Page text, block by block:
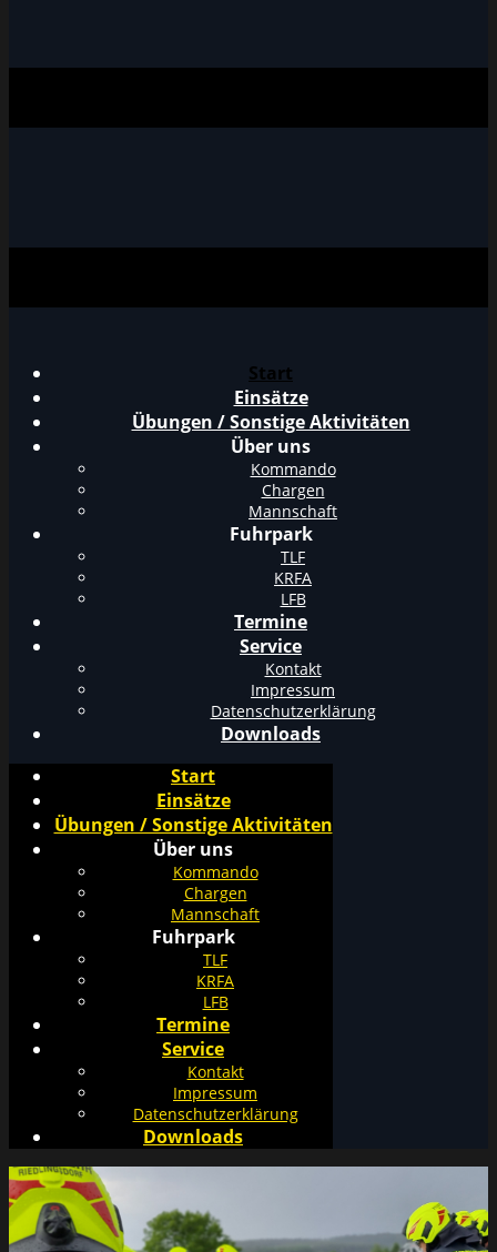
Start
Einsätze
Übungen / Sonstige Aktivitäten
Über uns
Kommando
Chargen
Mannschaft
Fuhrpark
TLF
KRFA
LFB
Termine
Service
Kontakt
Impressum
Datenschutzerklärung
Downloads
Start
Einsätze
Übungen / Sonstige Aktivitäten
Über uns
Kommando
Chargen
Mannschaft
Fuhrpark
TLF
KRFA
LFB
Termine
Service
Kontakt
Impressum
Datenschutzerklärung
Downloads